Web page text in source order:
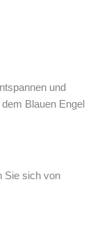
und
Blauen Engel
Sie sich von